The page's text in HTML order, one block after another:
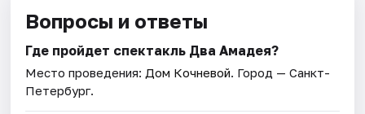
Вопросы и ответы
Где пройдет спектакль Два Амадея?
Место проведения: Дом Кочневой. Город — Санкт-
Петербург.